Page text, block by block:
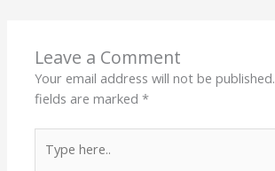
Leave a Comment
Your email address will not be published.
fields are marked*
here..